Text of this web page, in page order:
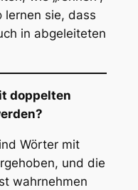
lernen sie, dass
in abgeleiteten
doppelten
Wörter mit
und die
wahrnehmen